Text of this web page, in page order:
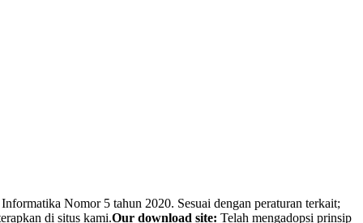
Nomor 5 tahun 2020. Sesuai dengan peraturan terkait;
di situs kami.Our download site: Telah mengadopsi prinsip